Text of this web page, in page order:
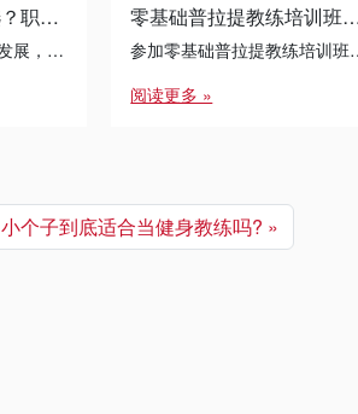
健身教练培训怎么选？职业发展的避坑指南
随着大健康产业的蓬勃发展，健身教练培训已成为许多转行者与运动爱好者的首选路径。面对琳琅满目的课程体系，如何通过 […]
零基础普拉提教练培训班的学习过程
参加零基础普拉提教练培训班是一个充满挑
阅读更多 »
‌小个子到底适合当健身教练吗?